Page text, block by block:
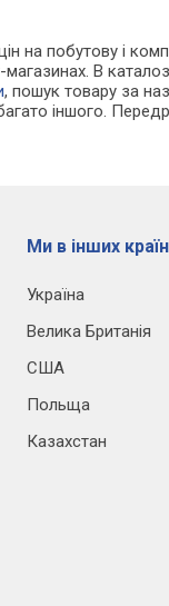
на побутову і
В
, пошук товару за
іншого.
Ми в інших
Україна
Велика Британія
США
Польща
Казахстан